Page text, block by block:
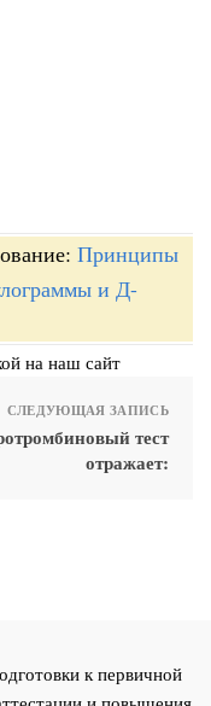
Принципы
и Д-
на наш сайт
СЛЕДУЮЩАЯ ЗАПИСЬ
тест
отражает:
к первичной